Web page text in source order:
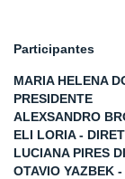
Participantes
MARIA HELENA
PRESIDENTE
ALEXSANDRO
ELI LORIA -
LUCIANA PIRES
OTAVIO YAZBEK